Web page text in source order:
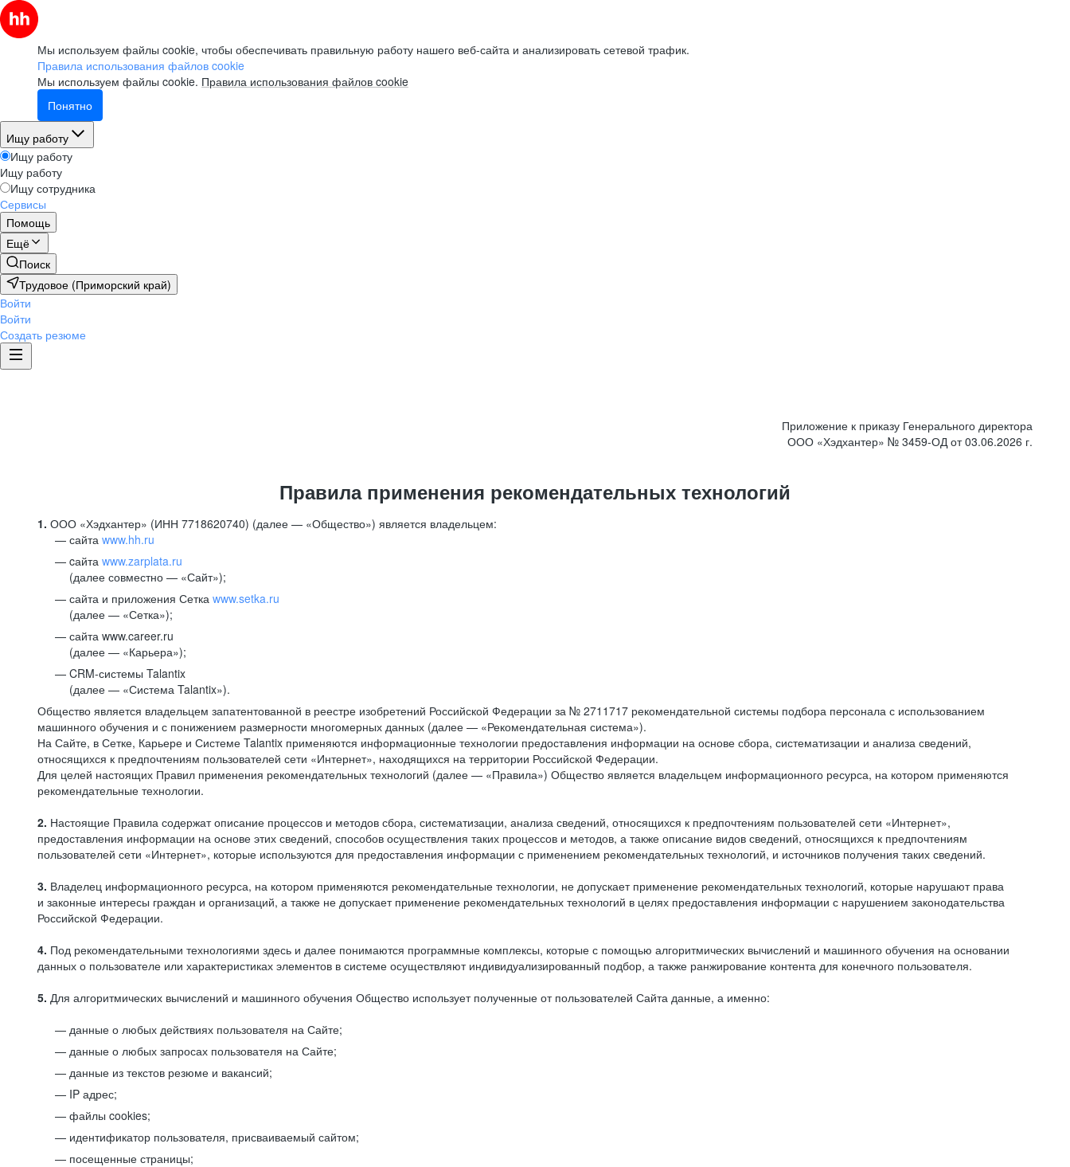
Мы используем файлы cookie, чтобы обеспечивать правильную работу нашего веб-сайта и анализировать сетевой трафик.
Правила использования файлов cookie
Мы используем файлы cookie. Правила использования файлов cookie
Понятно
Ищу работу
Ищу работу
Ищу работу
Ищу сотрудника
Сервисы
Помощь
Ещё
Поиск
Трудовое (Приморский край)
Войти
Войти
Создать резюме
Приложение к приказу Генерального директора
ООО «Хэдхантер» № 3459-ОД от 03.06.2026 г.
Правила применения рекомендательных технологий
1. ООО «Хэдхантер» (ИНН 7718620740) (далее — «Общество») является владельцем:
сайта www.hh.ru
cайта www.zarplata.ru
(далее совместно — «Сайт»);
сайта и приложения Сетка www.setka.ru
(далее — «Сетка»);
сайта www.career.ru
(далее — «Карьера»);
CRM-системы Talantix
(далее — «Система Talantix»).
Общество является владельцем запатентованной в реестре изобретений Российской Федерации за № 2711717 рекомендательной системы подбора персонала с использованием
машинного обучения и с понижением размерности многомерных данных (далее — «Рекомендательная система»).
На Сайте, в Сетке, Карьере и Системе Talantix применяются информационные технологии предоставления информации на основе сбора, систематизации и анализа сведений,
относящихся к предпочтениям пользователей сети «Интернет», находящихся на территории Российской Федерации.
Для целей настоящих Правил применения рекомендательных технологий (далее — «Правила») Общество является владельцем информационного ресурса, на котором применяются
рекомендательные технологии.
2. Настоящие Правила содержат описание процессов и методов сбора, систематизации, анализа сведений, относящихся к предпочтениям пользователей сети «Интернет»,
предоставления информации на основе этих сведений, способов осуществления таких процессов и методов, а также описание видов сведений, относящихся к предпочтениям
пользователей сети «Интернет», которые используются для предоставления информации с применением рекомендательных технологий, и источников получения таких сведений.
3. Владелец информационного ресурса, на котором применяются рекомендательные технологии, не допускает применение рекомендательных технологий, которые нарушают права
и законные интересы граждан и организаций, а также не допускает применение рекомендательных технологий в целях предоставления информации с нарушением законодательства
Российской Федерации.
4. Под рекомендательными технологиями здесь и далее понимаются программные комплексы, которые с помощью алгоритмических вычислений и машинного обучения на основании
данных о пользователе или характеристиках элементов в системе осуществляют индивидуализированный подбор, а также ранжирование контента для конечного пользователя.
5. Для алгоритмических вычислений и машинного обучения Общество использует полученные от пользователей Сайта данные, а именно:
данные о любых действиях пользователя на Сайте;
данные о любых запросах пользователя на Сайте;
данные из текстов резюме и вакансий;
IP адрес;
файлы cookies;
идентификатор пользователя, присваиваемый сайтом;
посещенные страницы;